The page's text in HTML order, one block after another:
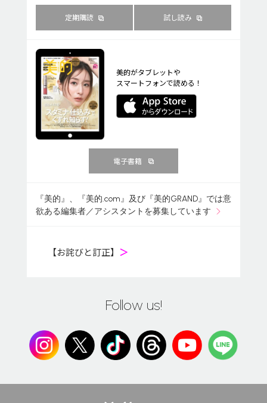
定期購読 試し読み
美的がタブレットや
スマートフォンで読める！
電子書籍
『美的』、『美的.com』及び『美的GRAND』では意
欲ある編集者／アシスタントを募集しています
【お詫びと訂正】 ＞
Follow us!